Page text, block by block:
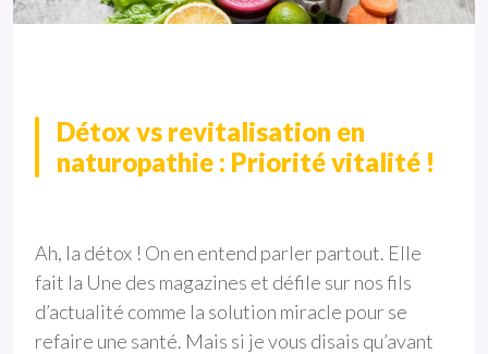
Détox vs revitalisation en
naturopathie : Priorité vitalité !
Ah, la détox ! On en entend parler partout. Elle
fait la Une des magazines et défile sur nos fils
d’actualité comme la solution miracle pour se
refaire une santé. Mais si je vous disais qu’avant